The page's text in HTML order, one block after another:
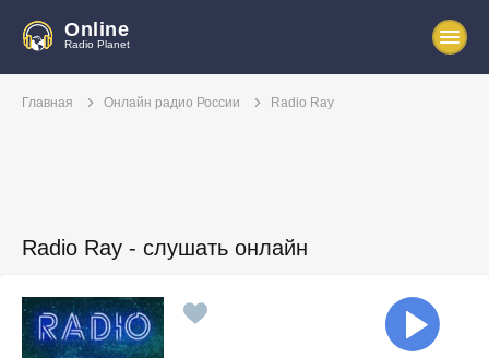
Online
Radio Planet
Главная Онлайн радио России Radio Ray
Radio Ray - слушать онлайн